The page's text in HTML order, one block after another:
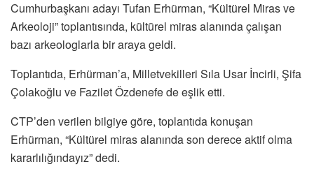
Cumhurbaşkanı adayı Tufan Erhürman, “Kültürel Miras ve
Arkeoloji” toplantısında, kültürel miras alanında çalışan
bazı arkeologlarla bir araya geldi.
Toplantıda, Erhürman’a, Milletvekilleri Sıla Usar İncirli, Şifa
Çolakoğlu ve Fazilet Özdenefe de eşlik etti.
CTP’den verilen bilgiye göre, toplantıda konuşan
Erhürman, “Kültürel miras alanında son derece aktif olma
kararlılığındayız” dedi.